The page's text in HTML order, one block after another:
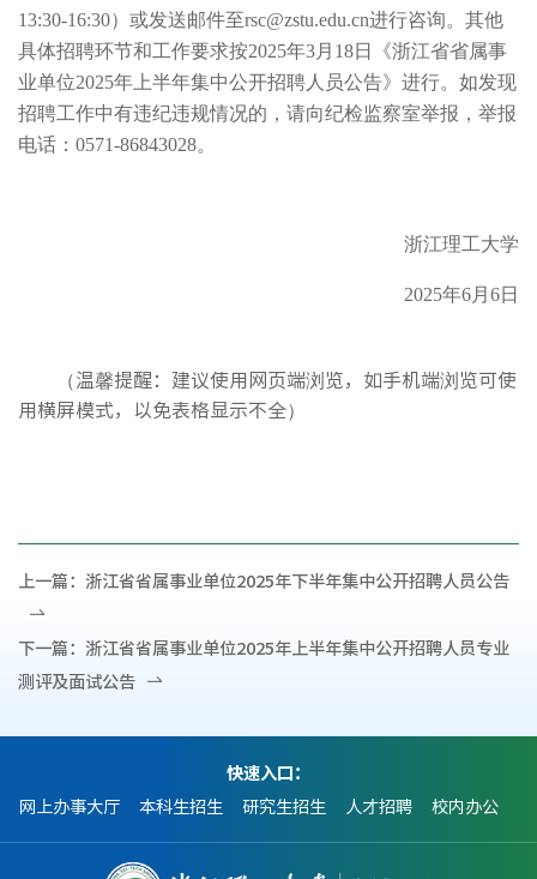
13:30-16:30）或发送邮件至rsc@zstu.edu.cn进行咨询。其他
具体招聘环节和工作要求按2025年3月 18日《浙江省省属事
业单位2025年上半年集中公开招聘人员公告》进行。如发现
招聘工作中有违纪违规情况的，请向纪检监察室举报，举报
电话： 0571-86843028。
浙江理工大学
2025年6月 6日
（温馨提醒：建议使用网页端浏览，如手机端浏览可使
用横屏模式，以免表格显示不全）
上一篇： 浙江省省属事业单位2025年下半年集中公开招聘人员公告
下一篇： 浙江省省属事业单位2025年上半年集中公开招聘人员专业
测评及面试公告
快速入口：
网上办事大厅
本科生招生 研究生招生 人才招聘 校内办公